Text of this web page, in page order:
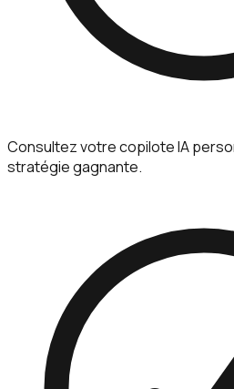
Consultez votre copilote IA
stratégie gagnante.